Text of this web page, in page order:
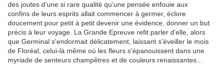
des joutes d'une si rare qualité qu'une pensée enfouie aux
confins de leurs esprits allait commencer à germer, éclore
doucement pour petit à petit devenir une évidence, donner un but
précis à leur voyage. La Grande Epreuve refit parler d'elle, alors
que Germinal s'endormait délicatement, laissant s'éveiller le mois
de Floréal, celui-là même où les fleurs s'épanouissent dans une
myriade de senteurs champêtres et de couleurs renaissantes...